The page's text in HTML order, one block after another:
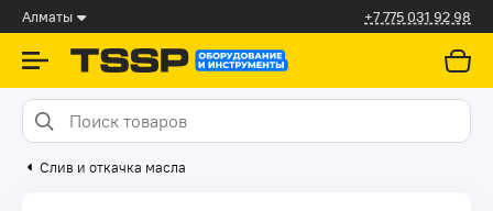
Алматы +7 775 031 92 98
Слив и откачка масла